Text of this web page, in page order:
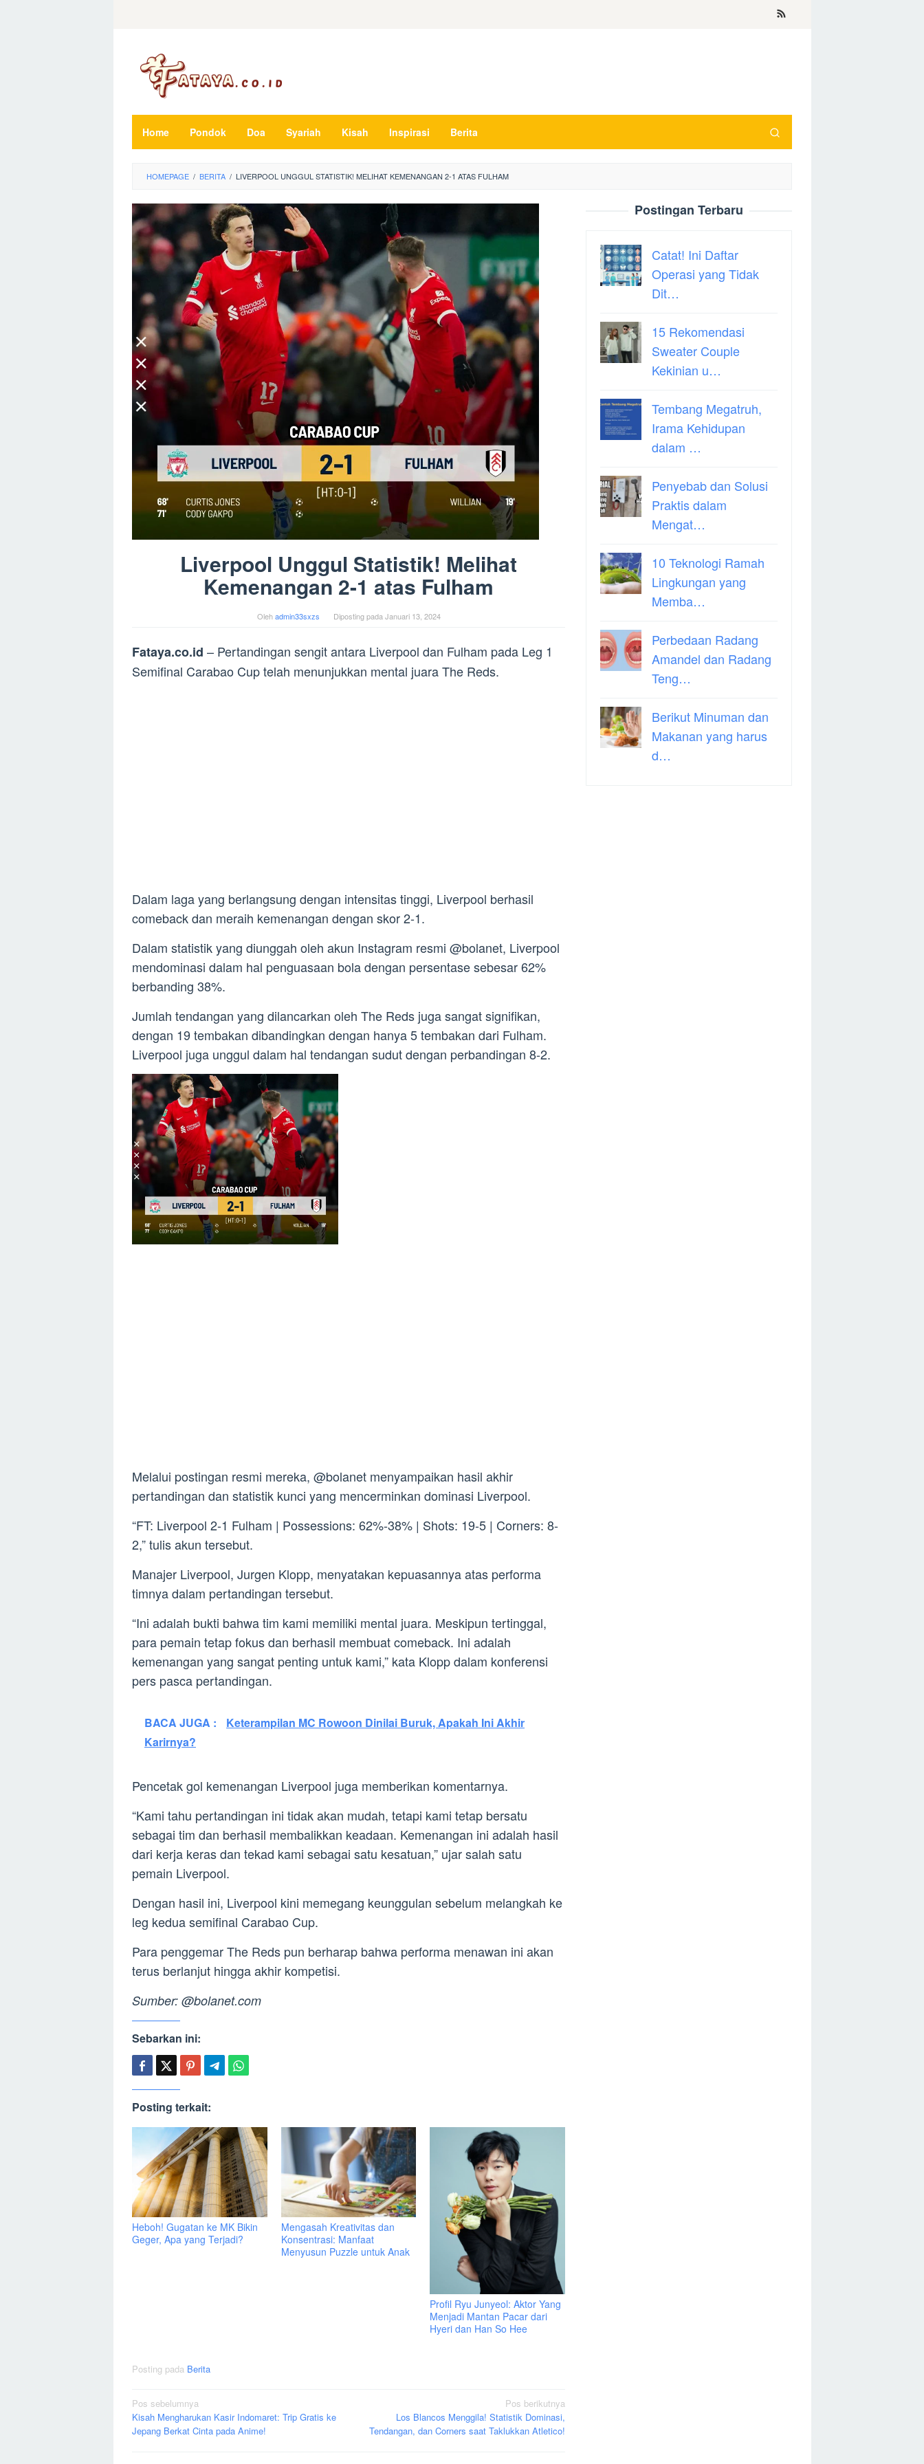
Home Pondok Doa Syariah Kisah Inspirasi Berita
HOMEPAGE / BERITA / LIVERPOOL UNGGUL STATISTIK! MELIHAT KEMENANGAN 2-1 ATAS FULHAM
Liverpool Unggul Statistik! Melihat
Kemenangan 2-1 atas Fulham
Olehadmin33sxzs Diposting pada Januari 13, 2024
Fataya.co.id – Pertandingan sengit antara Liverpool dan Fulham pada Leg 1
Semifinal Carabao Cup telah menunjukkan mental juara The Reds.
Dalam laga yang berlangsung dengan intensitas tinggi, Liverpool berhasil
comeback dan meraih kemenangan dengan skor 2-1.
Dalam statistik yang diunggah oleh akun Instagram resmi @bolanet, Liverpool
mendominasi dalam hal penguasaan bola dengan persentase sebesar 62%
berbanding 38%.
Jumlah tendangan yang dilancarkan oleh The Reds juga sangat signifikan,
dengan 19 tembakan dibandingkan dengan hanya 5 tembakan dari Fulham.
Liverpool juga unggul dalam hal tendangan sudut dengan perbandingan 8-2.
Melalui postingan resmi mereka, @bolanet menyampaikan hasil akhir
pertandingan dan statistik kunci yang mencerminkan dominasi Liverpool.
“FT: Liverpool 2-1 Fulham | Possessions: 62%-38% | Shots: 19-5 | Corners: 8-
2,” tulis akun tersebut.
Manajer Liverpool, Jurgen Klopp, menyatakan kepuasannya atas performa
timnya dalam pertandingan tersebut.
“Ini adalah bukti bahwa tim kami memiliki mental juara. Meskipun tertinggal,
para pemain tetap fokus dan berhasil membuat comeback. Ini adalah
kemenangan yang sangat penting untuk kami,” kata Klopp dalam konferensi
pers pasca pertandingan.
BACA JUGA :
Keterampilan MC Rowoon Dinilai Buruk, Apakah Ini Akhir
Karirnya?
Pencetak gol kemenangan Liverpool juga memberikan komentarnya.
“Kami tahu pertandingan ini tidak akan mudah, tetapi kami tetap bersatu
sebagai tim dan berhasil membalikkan keadaan. Kemenangan ini adalah hasil
dari kerja keras dan tekad kami sebagai satu kesatuan,” ujar salah satu
pemain Liverpool.
Dengan hasil ini, Liverpool kini memegang keunggulan sebelum melangkah ke
leg kedua semifinal Carabao Cup.
Para penggemar The Reds pun berharap bahwa performa menawan ini akan
terus berlanjut hingga akhir kompetisi.
Sumber: @bolanet.com
Sebarkan ini:
Posting terkait:
Heboh! Gugatan ke MK Bikin
Geger, Apa yang Terjadi?
Mengasah Kreativitas dan
Konsentrasi: Manfaat
Menyusun Puzzle untuk Anak
Profil Ryu Junyeol: Aktor Yang
Menjadi Mantan Pacar dari
Hyeri dan Han So Hee
Posting pada Berita
Navigasi
pos
Pos sebelumnya
Kisah Mengharukan Kasir Indomaret: Trip Gratis ke
Jepang Berkat Cinta pada Anime!
Pos berikutnya
Los Blancos Menggila! Statistik Dominasi,
Tendangan, dan Corners saat Taklukkan Atletico!
Postingan Terbaru
Catat! Ini Daftar
Operasi yang Tidak
Dit…
15 Rekomendasi
Sweater Couple
Kekinian u…
Tembang Megatruh,
Irama Kehidupan
dalam …
Penyebab dan Solusi
Praktis dalam
Mengat…
10 Teknologi Ramah
Lingkungan yang
Memba…
Perbedaan Radang
Amandel dan Radang
Teng…
Berikut Minuman dan
Makanan yang harus
d…